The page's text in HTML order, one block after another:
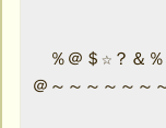
％＠＄☆？＆％
＠～～～～～～